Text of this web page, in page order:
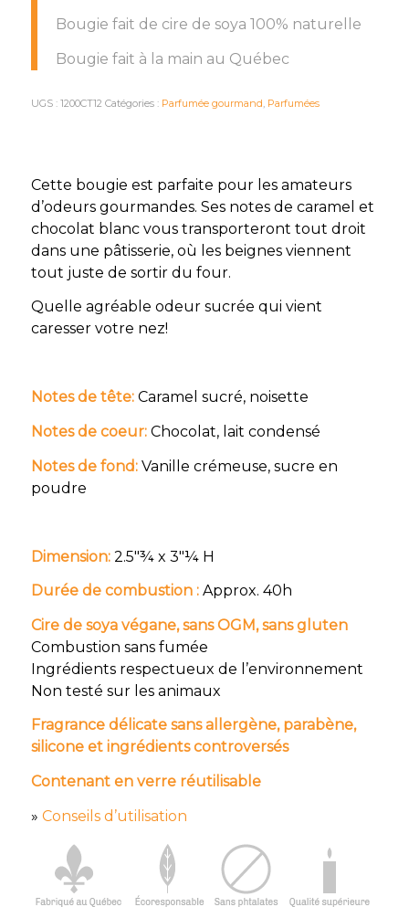
Bougie fait de cire de soya 100% naturelle
Bougie fait à la main au Québec
UGS : 1200CT12 Catégories : Parfumée gourmand, Parfumées
Cette bougie est parfaite pour les amateurs
d’odeurs gourmandes. Ses notes de caramel et
chocolat blanc vous transporteront tout droit
dans une pâtisserie, où les beignes viennent
tout juste de sortir du four.
Quelle agréable odeur sucrée qui vient
caresser votre nez!
Notes de tête:Caramel sucré, noisette
Notes de coeur:Chocolat, lait condensé
Notes de fond:Vanille crémeuse, sucre en
poudre
Dimension:2.5″¾ x 3″¼ H
Durée de combustion :Approx. 40h
Cire de soya végane, sans OGM, sans gluten
Combustion sans fumée
Ingrédients respectueux de l’environnement
Non testé sur les animaux
Fragrance délicate sans allergène, parabène,
silicone et ingrédients controversés
Contenant en verre réutilisable
» Conseils d’utilisation